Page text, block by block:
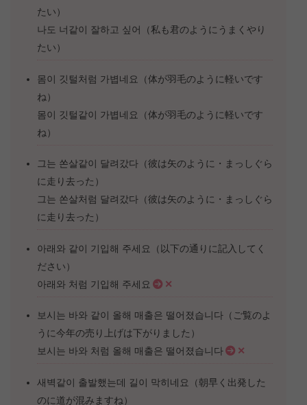
たい）
나도 너같이 잘하고 싶어（私も君のようにうまくやり
たい）
몸이 깃털처럼 가볍네요（体が羽毛のように軽いです
ね）
몸이 깃털같이 가볍네요（体が羽毛のように軽いです
ね）
그는 쏜살같이 달려갔다（彼は矢のように・まっしぐら
に走り去った）
그는 쏜살처럼 달려갔다（彼は矢のように・まっしぐら
に走り去った）
아래와 같이 기입해 주세요（以下の通りに記入してく
ださい）
아래와 처럼 기입해 주세요
✕
보시는 바와 같이 올해 매출은 떨어졌습니다（ご覧のよ
うに今年の売り上げは下がりました）
보시는 바와 처럼 올해 매출은 떨어졌습니다
✕
새벽같이 출발했는데 길이 막히네요（朝早く出発した
のに道が混みますね）